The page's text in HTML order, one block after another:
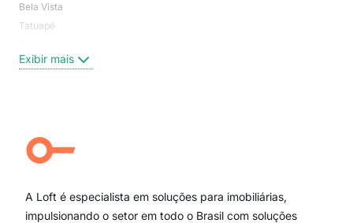
Bela Vista
Tatuapé
Centro
Campo Belo
Ipiranga
Paraíso
Itaim Bibi
Exibir mais
A Loft é especialista em soluções para imobiliárias,
impulsionando o setor em todo o Brasil com soluções